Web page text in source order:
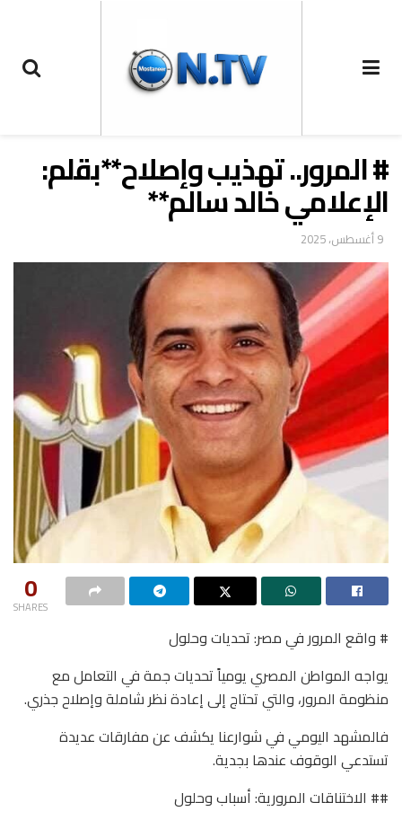
# المرور.. تهذيب وإصلاح**بقلم:
الإعلامي خالد سالم**
9 أغسطس، 2025
0
SHARES
# واقع المرور في مصر: تحديات وحلول
يواجه المواطن المصري يومياً تحديات جمة في التعامل مع
منظومة المرور، والتي تحتاج إلى إعادة نظر شاملة وإصلاح جذري.
فالمشهد اليومي في شوارعنا يكشف عن مفارقات عديدة
تستدعي الوقوف عندها بجدية.
## الاختناقات المرورية: أسباب وحلول